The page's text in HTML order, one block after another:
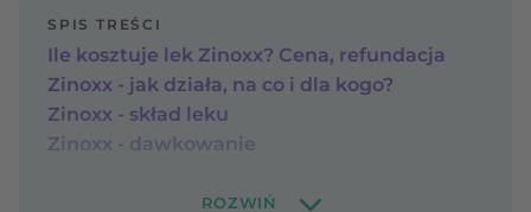
SPIS TREŚCI
Ile kosztuje lek Zinoxx? Cena, refundacja
Zinoxx - jak działa, na co i dla kogo?
Zinoxx - skład leku
Zinoxx - dawkowanie